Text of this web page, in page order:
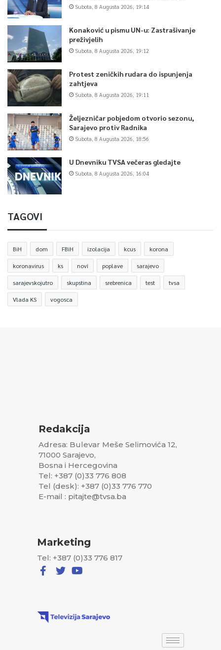
Subota, 8 Augusta 2026, 19:14
Konaković u pismu UN-u: Zastrašivanje
preživjelih
Subota, 8 Augusta 2026, 19:12
Protest zeničkih rudara do ispunjenja
zahtjeva
Subota, 8 Augusta 2026, 19:11
Željezničar pobjedom otvorio sezonu,
Sarajevo protiv Radnika
Subota, 8 Augusta 2026, 18:56
U Dnevniku TVSA večeras gledajte
Subota, 8 Augusta 2026, 16:04
TAGOVI
BiH dom FBiH izolacija kcus korona
koronavirus ks novi poplave sarajevo
sarajevskojutro skupstina srebrenica test tvsa
Vlada KS vogosca
Redakcija
Adresa: Bulevar Meše Selimovića 12,
71000 Sarajevo,
Bosna i Hercegovina
Tel: +387 (0)33 776 808
Tel (desk): +387 (0)33 776 770
E-mail : pitajte@tvsa.ba
Marketing
Tel: +387 (0)33 776 817